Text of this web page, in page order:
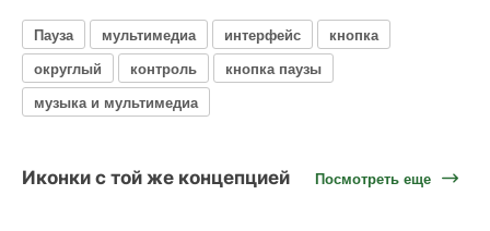
Пауза мультимедиа интерфейс
кнопка
округлый
контроль
кнопка паузы
музыка и мультимедиа
Иконки с той же концепцией Посмотреть еще